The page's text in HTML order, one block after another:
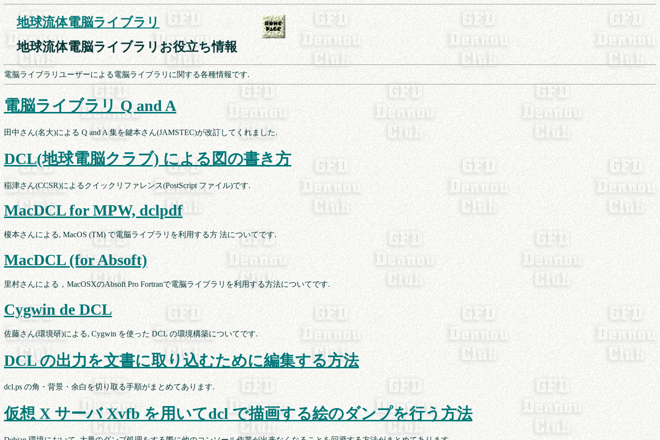
地球流体電脳ライブラリ
地球流体電脳ライブラリお役立ち情報
電脳ライブラリユーザーによる電脳ライブラリに関する各種情報です.
電脳ライブラリ Q and A
田中さん(名大)による Q and A 集を鍵本さん(JAMSTEC)が改訂してくれました.
DCL(地球電脳クラブ) による図の書き方
稲津さん(CCSR)によるクイックリファレンス(PostScript ファイル)です.
MacDCL for MPW, dclpdf
榎本さんによる, MacOS (TM) で電脳ライブラリを利用する方 法についてです.
MacDCL (for Absoft)
里村さんによる，MacOSXのAbsoft Pro Fortranで電脳ライブラリを利用する方法についてです.
Cygwin de DCL
佐藤さん(環境研)による, Cygwin を使った DCL の環境構築についてです.
DCL の出力を文書に取り込むために編集する方法
dcl.ps の角・背景・余白を切り取る手順がまとめてあります.
仮想 X サーバ Xvfb を用いてdcl で描画する絵のダンプを行う方法